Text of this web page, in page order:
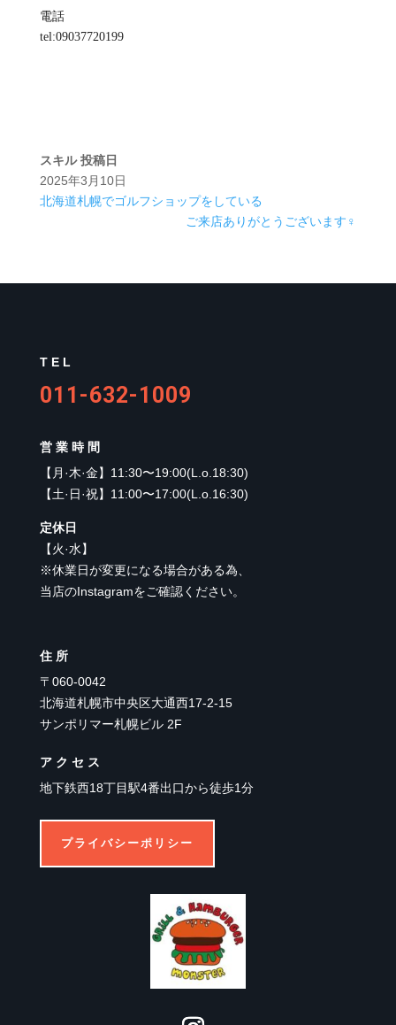
電話
tel:09037720199
スキル 投稿日
2025年3月10日
北海道札幌でゴルフショップをしている
ご来店ありがとうございます‍♀️
TEL
011-632-1009
営業時間
【 月·木·金】 11:30〜19:00(L.o.18:30)
【土·日·祝】 11:00〜17:00(L.o.16:30)
定休日
【火·水】
※休業日が変更になる場合がある為、
当店のInstagramをご確認ください。
住所
〒060-0042
北海道札幌市中央区大通西17-2-15
サンポリマー札幌ビル 2F
アクセス
地下鉄西18丁目駅4番出口から徒歩1分
プライバシーポリシー